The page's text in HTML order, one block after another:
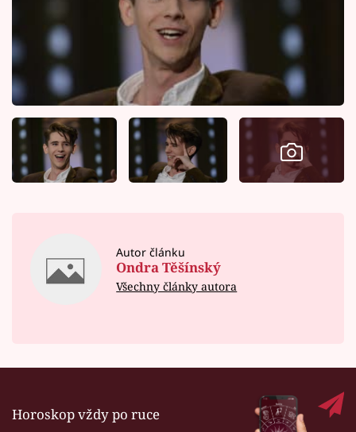
Autor článku
Ondra Těšínský
Všechny články autora
Horoskop vždy po ruce